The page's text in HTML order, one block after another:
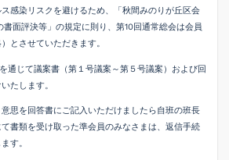
感染リスクを避けるため、「秋間みのりが丘区会
面評決等」の規定に則り、第10回通常総会は会員
とさせていただきます。
通じて議案書（第１号議案～第５号議案）および回
たします。
思を回答書にご記入いただけましたら自班の班長
書類を受け取った準会員のみなさまは、返信手続
す。